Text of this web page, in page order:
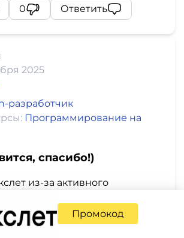
0 Ответить
2025
разработчик
Программирование на
спасибо!)
из‑за активного
преподаватели отвечают
в разумные сроки. Было
Промокод